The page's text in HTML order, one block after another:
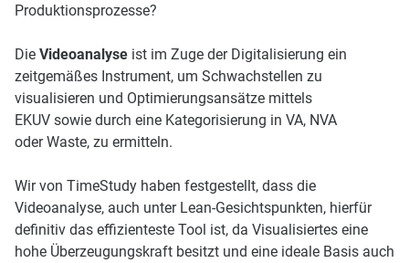
Produktionsprozesse?
Die Videoanalyseist im Zuge der Digitalisierung ein
zeitgemäßes Instrument, um Schwachstellen zu
visualisieren und Optimierungsansätze mittels
EKUV sowie durch eine Kategorisierung in VA, NVA
oder Waste, zu ermitteln.
Wir von TimeStudy haben festgestellt, dass die
Videoanalyse, auch unter Lean-Gesichtspunkten, hierfür
definitiv das effizienteste Tool ist, da Visualisiertes eine
hohe Überzeugungskraft besitzt und eine ideale Basis auch